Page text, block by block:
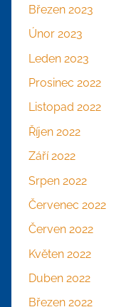
Březen 2023
Únor 2023
Leden 2023
Prosinec 2022
Listopad 2022
Říjen 2022
Září 2022
Srpen 2022
Červenec 2022
Červen 2022
Květen 2022
Duben 2022
Březen 2022